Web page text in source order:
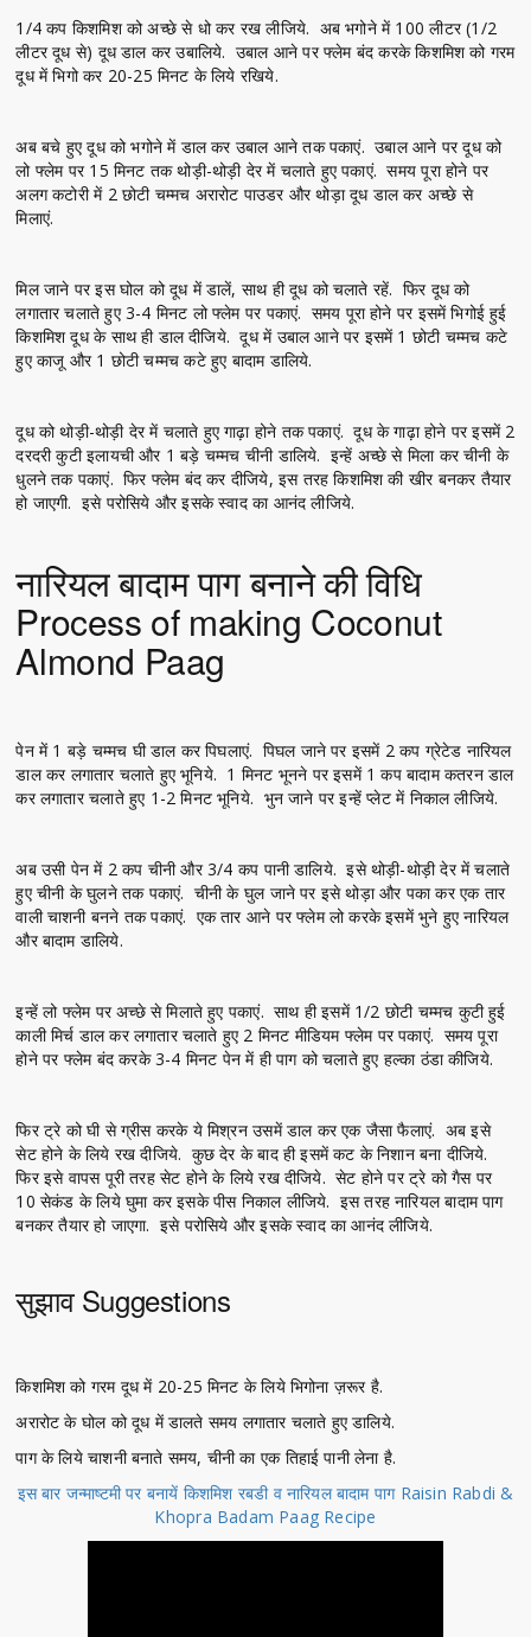
1/4 कप किशमिश को अच्छे से धो कर रख लीजिये. अब भगोने में 100 लीटर (1/2
लीटर दूध से) दूध डाल कर उबालिये. उबाल आने पर फ्लेम बंद करके किशमिश को गरम
दूध में भिगो कर 20-25 मिनट के लिये रखिये.
अब बचे हुए दूध को भगोने में डाल कर उबाल आने तक पकाएं. उबाल आने पर दूध को
लो फ्लेम पर 15 मिनट तक थोड़ी-थोड़ी देर में चलाते हुए पकाएं. समय पूरा होने पर
अलग कटोरी में 2 छोटी चम्मच अरारोट पाउडर और थोड़ा दूध डाल कर अच्छे से
मिलाएं.
मिल जाने पर इस घोल को दूध में डालें, साथ ही दूध को चलाते रहें. फिर दूध को
लगातार चलाते हुए 3-4 मिनट लो फ्लेम पर पकाएं. समय पूरा होने पर इसमें भिगोई हुई
किशमिश दूध के साथ ही डाल दीजिये. दूध में उबाल आने पर इसमें 1 छोटी चम्मच कटे
हुए काजू और 1 छोटी चम्मच कटे हुए बादाम डालिये.
दूध को थोड़ी-थोड़ी देर में चलाते हुए गाढ़ा होने तक पकाएं. दूध के गाढ़ा होने पर इसमें 2
दरदरी कुटी इलायची और 1 बड़े चम्मच चीनी डालिये. इन्हें अच्छे से मिला कर चीनी के
धुलने तक पकाएं. फिर फ्लेम बंद कर दीजिये, इस तरह किशमिश की खीर बनकर तैयार
हो जाएगी. इसे परोसिये और इसके स्वाद का आनंद लीजिये.
नारियल बादाम पाग बनाने की विधि
Process of making Coconut
Almond Paag
पेन में 1 बड़े चम्मच घी डाल कर पिघलाएं. पिघल जाने पर इसमें 2 कप ग्रेटेड नारियल
डाल कर लगातार चलाते हुए भूनिये. 1 मिनट भूनने पर इसमें 1 कप बादाम कतरन डाल
कर लगातार चलाते हुए 1-2 मिनट भूनिये. भुन जाने पर इन्हें प्लेट में निकाल लीजिये.
अब उसी पेन में 2 कप चीनी और 3/4 कप पानी डालिये. इसे थोड़ी-थोड़ी देर में चलाते
हुए चीनी के घुलने तक पकाएं. चीनी के घुल जाने पर इसे थोड़ा और पका कर एक तार
वाली चाशनी बनने तक पकाएं. एक तार आने पर फ्लेम लो करके इसमें भुने हुए नारियल
और बादाम डालिये.
इन्हें लो फ्लेम पर अच्छे से मिलाते हुए पकाएं. साथ ही इसमें 1/2 छोटी चम्मच कुटी हुई
काली मिर्च डाल कर लगातार चलाते हुए 2 मिनट मीडियम फ्लेम पर पकाएं. समय पूरा
होने पर फ्लेम बंद करके 3-4 मिनट पेन में ही पाग को चलाते हुए हल्का ठंडा कीजिये.
फिर ट्रे को घी से ग्रीस करके ये मिश्रन उसमें डाल कर एक जैसा फैलाएं. अब इसे
सेट होने के लिये रख दीजिये. कुछ देर के बाद ही इसमें कट के निशान बना दीजिये.
फिर इसे वापस पूरी तरह सेट होने के लिये रख दीजिये. सेट होने पर ट्रे को गैस पर
10 सेकंड के लिये घुमा कर इसके पीस निकाल लीजिये. इस तरह नारियल बादाम पाग
बनकर तैयार हो जाएगा. इसे परोसिये और इसके स्वाद का आनंद लीजिये.
सुझाव Suggestions
किशमिश को गरम दूध में 20-25 मिनट के लिये भिगोना ज़रूर है.
अरारोट के घोल को दूध में डालते समय लगातार चलाते हुए डालिये.
पाग के लिये चाशनी बनाते समय, चीनी का एक तिहाई पानी लेना है.
इस बार जन्माष्टमी पर बनायें किशमिश रबडी व नारियल बादाम पाग Raisin Rabdi &
Khopra Badam Paag Recipe